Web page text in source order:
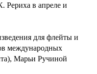
Рериха в апреле и
для флейты и
международных
Марьи Ручиной